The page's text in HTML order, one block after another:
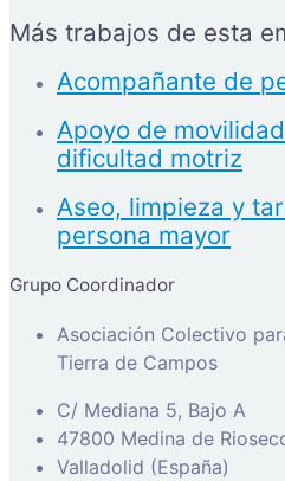
Más trabajos de esta
Acompañante de
Apoyo de
dificultad motriz
Aseo, limpieza y
persona mayor
Grupo Coordinador
Asociación Colectivo
Tierra de Campos
C/ Mediana 5, Bajo A
47800 Medina de
Valladolid (España)